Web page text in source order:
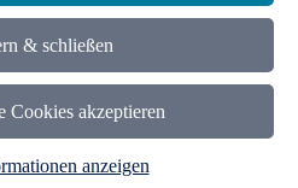
& schließen
Cookies akzeptieren
anzeigen